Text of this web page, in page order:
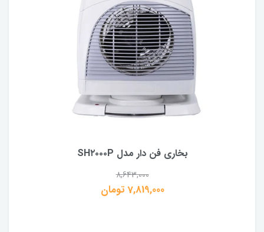
بخاری فن دار مدل SH۲۰۰۰P
8,643,000
7,819,000 تومان